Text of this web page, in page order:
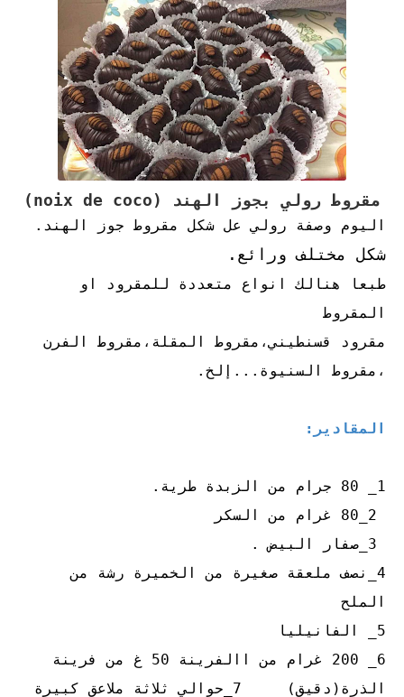
مقروط رولي بجوز الهند (noix de coco)
اليوم وصفة رولي عل شكل مقروط جوز الهند.
شكل مختلف ورائع.
طبعا هنالك انواع متعددة للمقرود او
المقروط
مقرود قسنطيني،مقروط المقلة،مقروط الفرن
،مقروط السنيوة...إلخ.
المقادير:
1_ 80 جرام من الزبدة طرية.
4_نصف ملعقة صغيرة من الخميرة رشة من
الملح
5_ الفانيليا
6_ 200 غرام من االفرينة 50 غ من فرينة
الذرة(دقيق) 7_حوالي ثلاثة ملاعق كبيرة